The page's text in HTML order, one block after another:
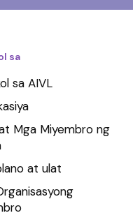
sa
sa AIVL
Mga Miyembro ng
at ulat